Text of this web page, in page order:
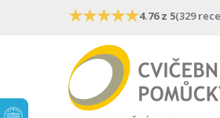
★★★★★4.76 z 5(329